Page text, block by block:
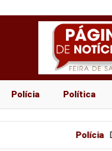
Polícia Política
Duas